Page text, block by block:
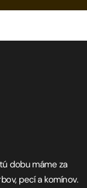
dobu máme za
pecí a komínov.